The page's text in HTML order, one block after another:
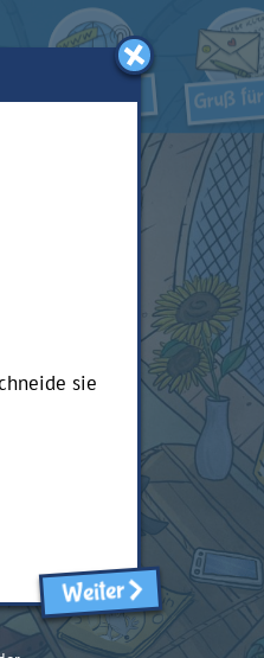
sie
Weiter